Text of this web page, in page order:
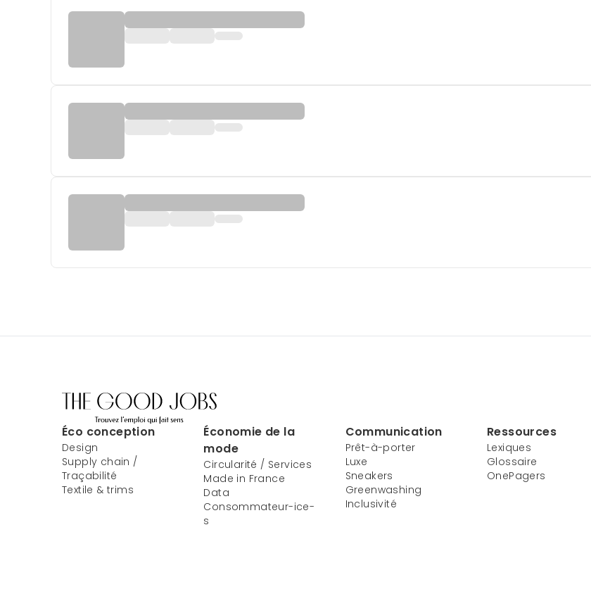
Éco conception
Design
Supply chain /
Traçabilité
Textile & trims
Économie de la
mode
Circularité / Services
Made in France
Data
Consommateur-ice-
s
Communication
Prêt-à-porter
Luxe
Sneakers
Greenwashing
Inclusivité
Ressources
Lexiques
Glossaire
OnePagers